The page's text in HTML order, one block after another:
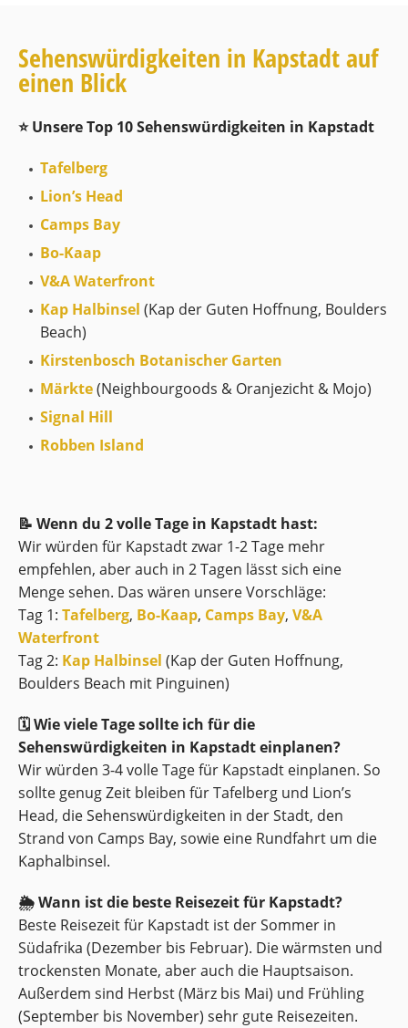
Sehenswürdigkeiten in Kapstadt auf
einen Blick
⭐️ Unsere Top 10 Sehenswürdigkeiten in Kapstadt
Tafelberg
Lion’s Head
Camps Bay
Bo-Kaap
V&A Waterfront
Kap Halbinsel (Kap der Guten Hoffnung, Boulders
Beach)
Kirstenbosch Botanischer Garten
Märkte(Neighbourgoods & Oranjezicht & Mojo)
Signal Hill
Robben Island
📝 Wenn du 2 volle Tage in Kapstadt hast:
Wir würden für Kapstadt zwar 1-2 Tage mehr
empfehlen, aber auch in 2 Tagen lässt sich eine
Menge sehen. Das wären unsere Vorschläge:
Tag 1: Tafelberg, Bo-Kaap, Camps Bay, V&A
Waterfront
Tag 2: Kap Halbinsel (Kap der Guten Hoffnung,
Boulders Beach mit Pinguinen)
🗓 Wie viele Tage sollte ich für die
Sehenswürdigkeiten in Kapstadt einplanen?
Wir würden 3-4 volle Tage für Kapstadt einplanen. So
sollte genug Zeit bleiben für Tafelberg und Lion’s
Head, die Sehenswürdigkeiten in der Stadt, den
Strand von Camps Bay, sowie eine Rundfahrt um die
Kaphalbinsel.
🌦️ Wann ist die beste Reisezeit für Kapstadt?
Beste Reisezeit für Kapstadt ist der Sommer in
Südafrika (Dezember bis Februar). Die wärmsten und
trockensten Monate, aber auch die Hauptsaison.
Außerdem sind Herbst (März bis Mai) und Frühling
(September bis November) sehr gute Reisezeiten.